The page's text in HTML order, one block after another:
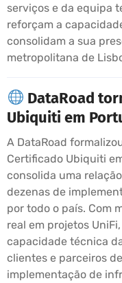
serviços e da equipa
reforçam a
consolidam a sua
metropolitana de
DataRoad
Ubiquiti em
A DataRoad
Certificado Ubiquiti
consolida uma
dezenas de
por todo o país. Com
real em projetos
capacidade técnica
clientes e parceiros
implementação de